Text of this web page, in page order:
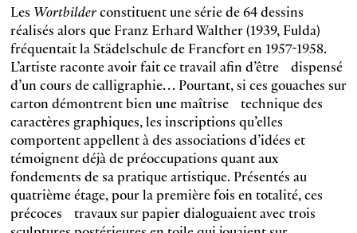
Les Wortbilderconstituent une série de 64 dessins
réalisés alors que Franz Erhard Walther (1939, Fulda)
fréquentait la Städelschule de Francfort en 1957-1958.
L’artiste raconte avoir fait ce travail afin d’être dispensé
d’un cours de calligraphie… Pourtant, si ces gouaches sur
carton démontrent bien une maîtrise technique des
caractères graphiques, les inscriptions qu’elles
comportent appellent à des associations d’idées et
témoignent déjà de préoccupations quant aux
fondements de sa pratique artistique. Présentés au
quatrième étage, pour la première fois en totalité, ces
précoces travaux sur papier dialoguaient avec trois